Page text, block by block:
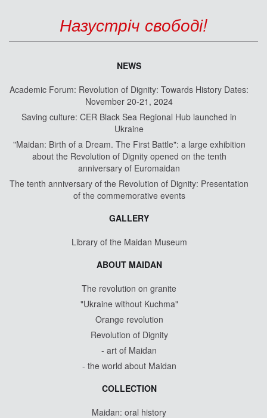
Назустріч свободі!
NEWS
Academic Forum: Revolution of Dignity: Towards History Dates:
November 20-21, 2024
Saving culture: CER Black Sea Regional Hub launched in
Ukraine
"Maidan: Birth of a Dream. The First Battle": a large exhibition
about the Revolution of Dignity opened on the tenth
anniversary of Euromaidan
The tenth anniversary of the Revolution of Dignity: Presentation
of the commemorative events
GALLERY
Library of the Maidan Museum
ABOUT MAIDAN
The revolution on granite
"Ukraine without Kuchma"
Orange revolution
Revolution of Dignity
- art of Maidan
- the world about Maidan
COLLECTION
Maidan: oral history